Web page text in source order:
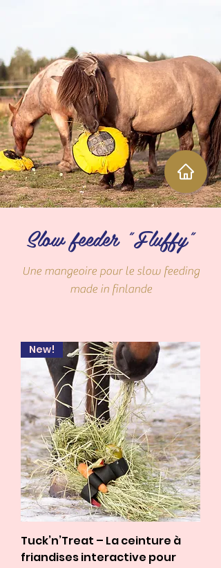
Slow feeder "Fluffy"
Une mangeoire pour le slow feeding
made in finlande
New!
Tuck’n’Treat – La ceinture à
friandises interactive pour